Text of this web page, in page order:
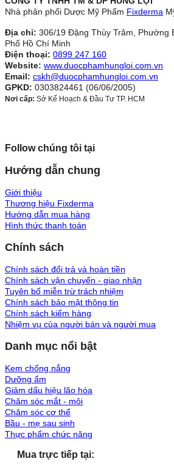
Nhà phân phối Dược Mỹ Phẩm Fixderma
Địa chỉ: 306/19 Đặng Thùy Trâm, Phường
Phố Hồ Chí Minh
Điện thoại: 0899 247 160
Website: www.duocphamhungloi.com.vn
Email: cskh@duocphamhungloi.com.vn
GPKD: 0303824461 (06/06/2005)
Nơi cấp: Sở Kế Hoạch & Đầu Tư TP. HCM
Follow chúng tôi tại
Hướng dẫn chung
Giới thiệu
Thương hiệu Fixderma
Hướng dẫn mua hàng
Hình thức thanh toán
Chính sách
Chính sách đổi trả và hoàn tiền
Chính sách vận chuyển - giao nhận
Tuyên bố miễn trừ trách nhiệm
Chính sách bảo mật thông tin
Chính sách kiểm hàng
Nhiệm vụ của người bán và người mua
Danh mục nổi bật
Kem chống nắng
Dưỡng ẩm
Giảm dấu hiệu lão hóa
Chăm sóc mắt - môi
Chăm sóc cơ thể
Bầu - mẹ sau sinh
Thực phẩm chức năng
Mua trực tiếp tại: